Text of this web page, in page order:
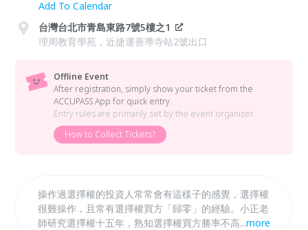
Add To Calendar
台灣台北市青島東路7號5樓之1
理周教育學苑，近捷運善導寺站2號出口
Offline Event
After registration, simply show your ticket from the
ACCUPASS App for quick entry.
Entry rules are primarily set by the event organizer.
How to Collect Tickets?
操作過選擇權的投資人常常會有這樣子的感覺，選擇權
很難操作，且常有選擇權買方「歸零」的經驗。小正老
師研究選擇權十五年，熟知選擇權買方勝率不高的問題
...more